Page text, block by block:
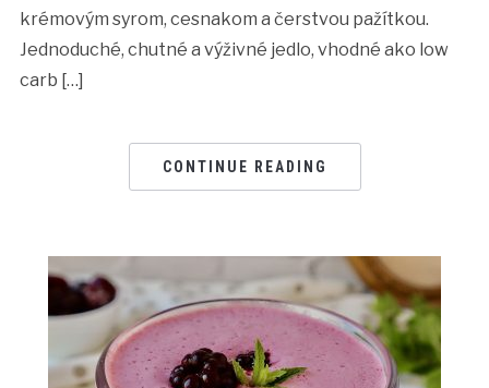
krémovým syrom, cesnakom a čerstvou pažítkou.
Jednoduché, chutné a výživné jedlo, vhodné ako low
carb […]
CONTINUE READING